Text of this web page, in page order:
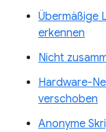
Übermäßige
erkennen
Nicht
Hardware-
verschoben
Anonyme